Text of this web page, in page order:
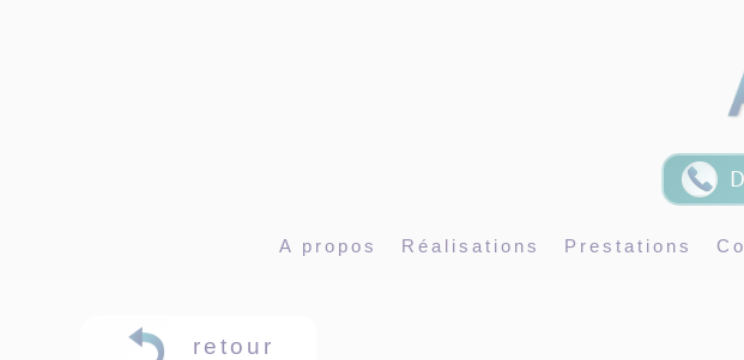
A propos Réalisations Prestations
retour